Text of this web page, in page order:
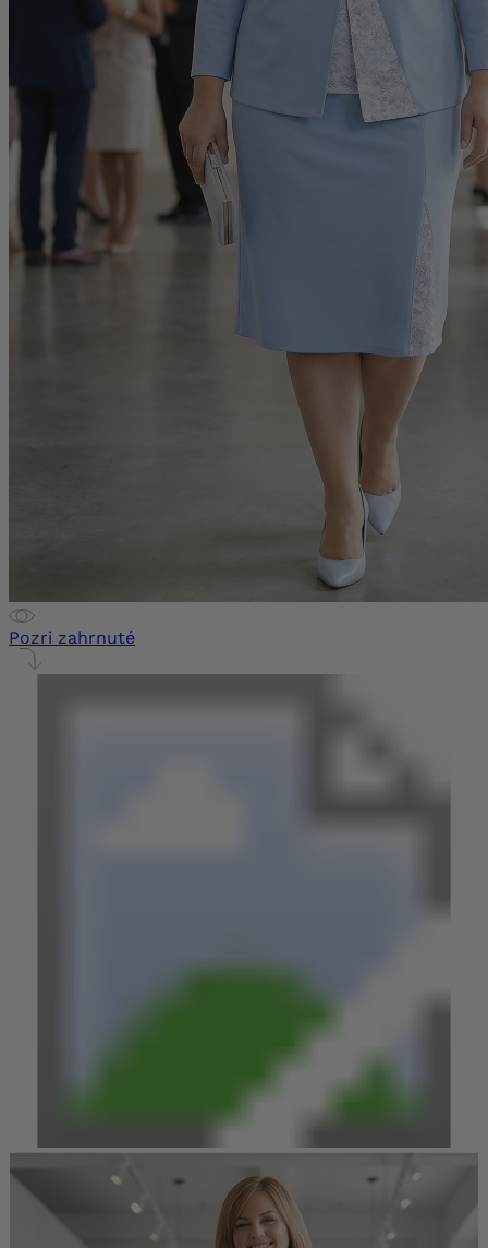
Pozri zahrnuté